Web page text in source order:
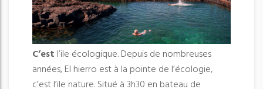
C’est l’ile écologique. Depuis de nombreuses
années, El hierro est à la pointe de l’écologie,
c’est l’ile nature. Situé à 3h30 en bateau de